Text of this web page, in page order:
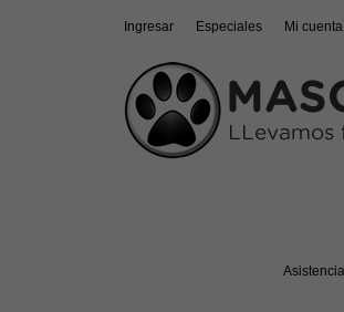
Ingresar Especiales Mi cuenta